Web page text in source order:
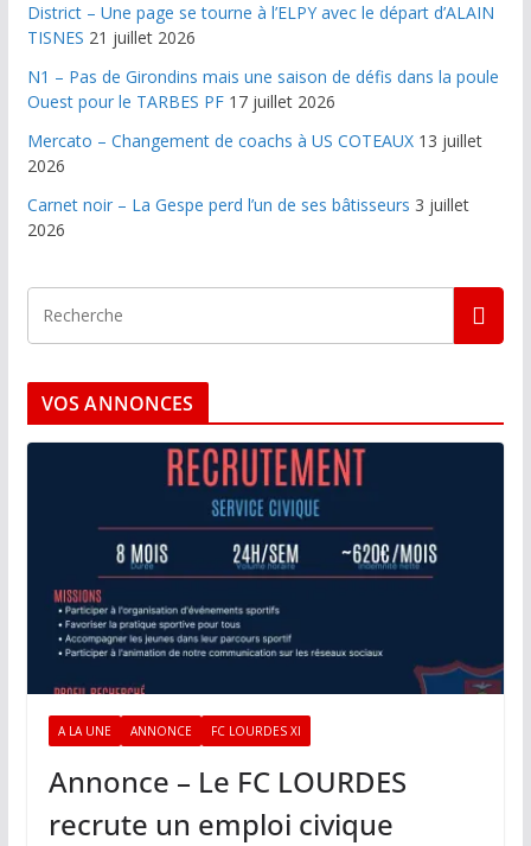
District – Une page se tourne à l’ELPY avec le départ d’ALAIN
TISNES 21 juillet 2026
N1 – Pas de Girondins mais une saison de défis dans la poule
Ouest pour le TARBES PF 17 juillet 2026
Mercato – Changement de coachs à US COTEAUX 13 juillet
2026
Carnet noir – La Gespe perd l’un de ses bâtisseurs 3 juillet
2026
VOS ANNONCES
A LA UNE ANNONCE FC LOURDES XI
Annonce – Le FC LOURDES
recrute un emploi civique